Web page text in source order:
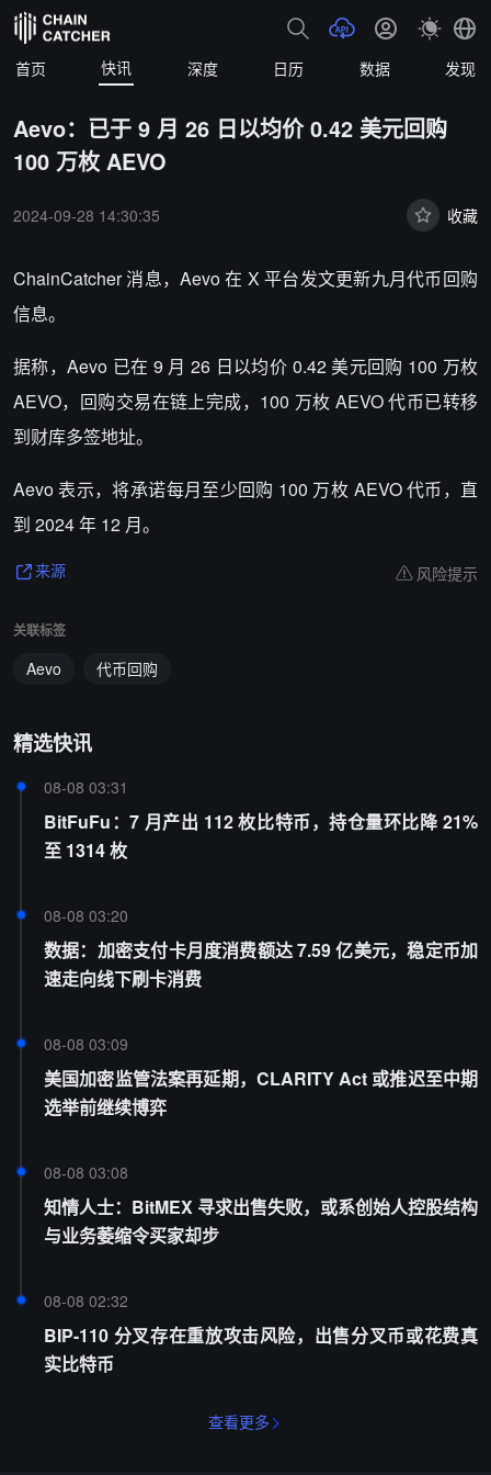
首页 快讯 深度 日历 数据 发现
Aevo：已于 9 月 26 日以均价 0.42 美元回购
100 万枚 AEVO
2024-09-28 14:30:35 收藏
ChainCatcher 消息，Aevo 在 X 平台发文更新九月代币回购
信息。
据称，Aevo 已在 9 月 26 日以均价 0.42 美元回购 100 万枚
AEVO，回购交易在链上完成，100 万枚 AEVO 代币已转移
到财库多签地址。
Aevo 表示，将承诺每月至少回购 100 万枚 AEVO 代币，直
到 2024 年 12 月。
来源 风险提示
关联标签
Aevo 代币回购
精选快讯
08-08 03:31
BitFuFu：7 月产出 112 枚比特币，持仓量环比降 21%
至 1314 枚
08-08 03:20
数据：加密支付卡月度消费额达 7.59 亿美元，稳定币加
速走向线下刷卡消费
08-08 03:09
美国加密监管法案再延期，CLARITY Act 或推迟至中期
选举前继续博弈
08-08 03:08
知情人士：BitMEX 寻求出售失败，或系创始人控股结构
与业务萎缩令买家却步
08-08 02:32
BIP-110 分叉存在重放攻击风险，出售分叉币或花费真
实比特币
查看更多